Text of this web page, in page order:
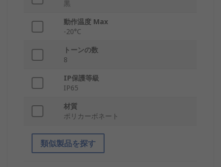
黒
動作温度 Max
-20°C
トーンの数
8
IP保護等級
IP65
材質
ポリカーボネート
類似製品を探す